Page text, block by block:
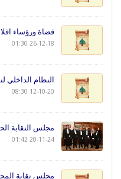
قضاة ورؤساء
26-12-18 01:30
النظام الداخلي
12-10-20 08:30
مجلس النقابة
20-11-24 01:42
مجلس نقابة